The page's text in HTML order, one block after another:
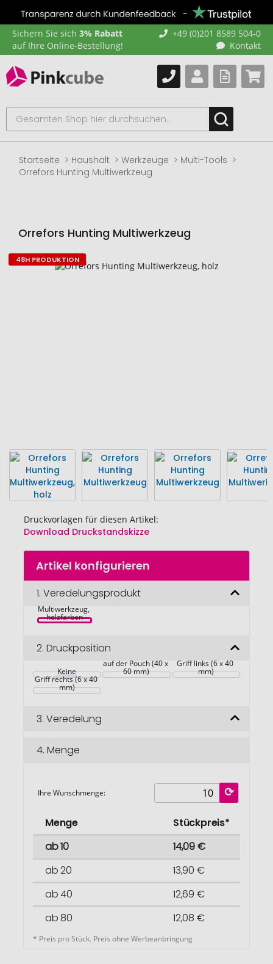
Sichern Sie sich 3% Rabatt
auf Ihre Online-Bestellung!
+49 (0)201 8589 504-0
Kontakt
Startseite Haushalt Werkzeuge
Multi-Tools
Orrefors Hunting Multiwerkzeug
Orrefors Hunting Multiwerkzeug
Zum
Druckvorlagen für diesen Artikel:
Download Druckstandskizze
Zum
Anfang
Bildgalerie
springen
48H PRODUKTION
Artikel konfigurieren
1. Veredelungsprodukt
Orrefors
Multiwerkzeug,
holzfarben
2. Druckposition
Keine
auf der Pouch (40 x
60 mm)
Griff links (6 x 40
mm)
Griff rechts (6 x 40
mm)
3. Veredelung
4. Menge
Ihre Wunschmenge:
Menge
Stückpreis*
ab 10
14,09 €
ab 20
13,90 €
ab 40
12,69 €
ab 80
12,08 €
* Preis pro Stück. Preis ohne Werbeanbringung